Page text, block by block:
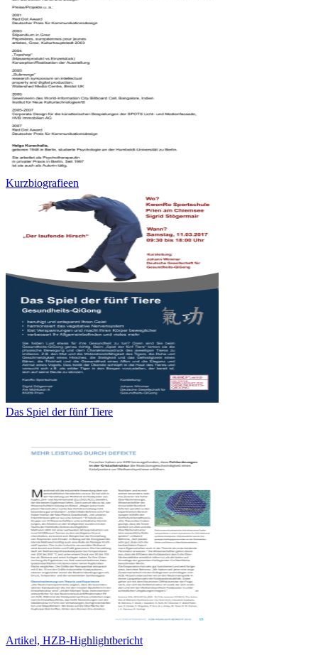
Kurzbiografieen
Das Spiel der fünf Tiere
Artikel, HZB-Highlightbericht